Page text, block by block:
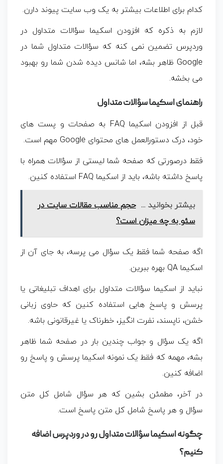
کدام برای اطلاعات بیشتر به یک وب سایت پیوند دارن.
لازم به ذکره که افزودن اسکیما سؤالات متداول در
وردپرس تضمین نمی کنه که سؤالات متداول شما در
Google ظاهر بشه، اما شانس دیده شدن شما رو بهبود
می بخشه.
راهنمای اسکیما سؤالات متداول
قبل از افزودن اسکیما FAQ به صفحات و پست های
خود، درک دستورالعمل های محتوای Google مهم است.
فقط درصورتی که صفحه شما لیستی از سؤالات همراه با
پاسخ داشته باشه، باید از اسکیما FAQ استفاده کنین.
بیشتر بخوانید ... حجم مناسب مقالات سایت در
سئو به چه میزان است؟
اگه صفحه شما فقط یک سؤال می پرسه، به جای آن از
اسکیما QA بهره ببرین.
نباید از اسکیما سؤالات متداول برای اهداف تبلیغاتی یا
پرسش و پاسخ هایی استفاده کنین که حاوی زبانی
خشن، ناپسند، نفرت انگیز، خطرناک یا غیرقانونی باشه.
اگه یک سؤال و جواب چندین بار در صفحه شما ظاهر
بشه، مهمه که فقط یک نمونه اسکیما پرسش و پاسخ رو
اضافه کنین.
در آخر، مطمئن بشین که هر سؤال شامل کل متن
سؤال و هر پاسخ شامل کل متن پاسخ است.
چگونه اسکیما سؤالات متداول رو در وردپرس اضافه
کنیم؟